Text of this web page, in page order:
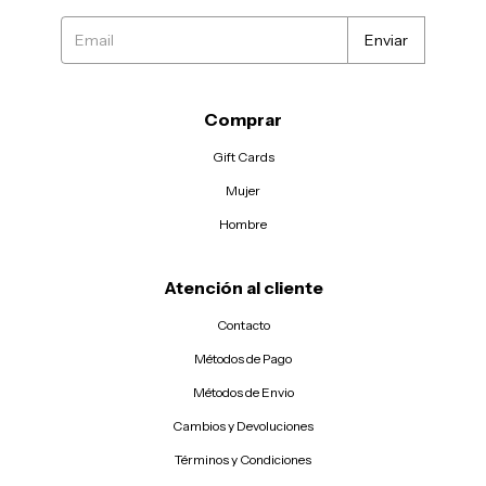
Comprar
Gift Cards
Mujer
Hombre
Atención al cliente
Contacto
Métodos de Pago
Métodos de Envio
Cambios y Devoluciones
Términos y Condiciones